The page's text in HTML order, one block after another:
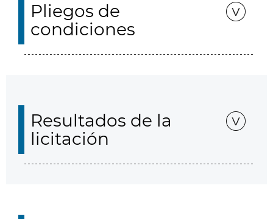
Pliegos de
condiciones
Resultados de la
licitación